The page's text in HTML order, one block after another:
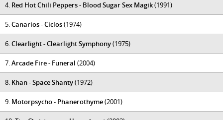
4. Red Hot Chili Peppers - Blood Sugar Sex Magik(1991)
5.Canarios - Ciclos(1974)
6.Clearlight - Clearlight Symphony(1975)
7.Arcade Fire - Funeral (2004)
8. Khan - Space Shanty(1972)
9. Motorpsycho - Phanerothyme(2001)